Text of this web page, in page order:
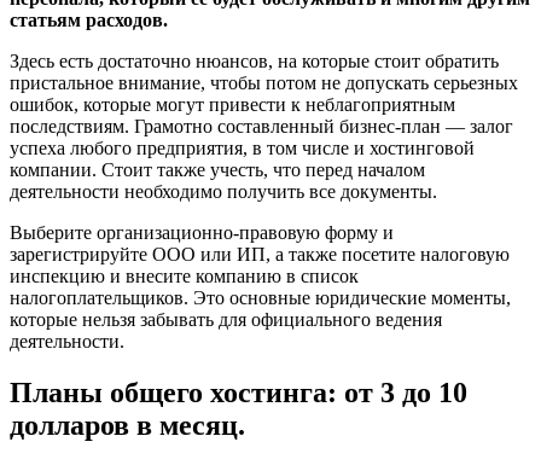
статьям расходов.
Здесь есть достаточно нюансов, на которые стоит обратить
пристальное внимание, чтобы потом не допускать серьезных
ошибок, которые могут привести к неблагоприятным
последствиям. Грамотно составленный бизнес-план — залог
успеха любого предприятия, в том числе и хостинговой
компании. Стоит также учесть, что перед началом
деятельности необходимо получить все документы.
Выберите организационно-правовую форму и
зарегистрируйте ООО или ИП, а также посетите налоговую
инспекцию и внесите компанию в список
налогоплательщиков. Это основные юридические моменты,
которые нельзя забывать для официального ведения
деятельности.
Планы общего хостинга: от 3 до 10
долларов в месяц.